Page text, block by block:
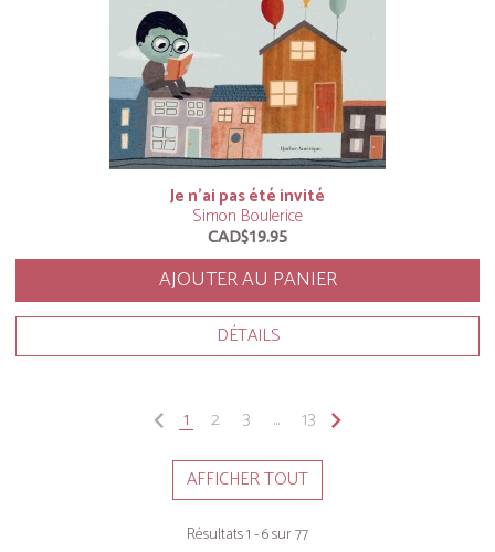
Je n’ai pas été invité
Simon Boulerice
CAD$19.95
AJOUTER AU PANIER
DÉTAILS
keyboard_arrow_left 1 2 3 ... 13 keyboard_arrow_right
AFFICHER TOUT
Résultats 1 - 6 sur 77